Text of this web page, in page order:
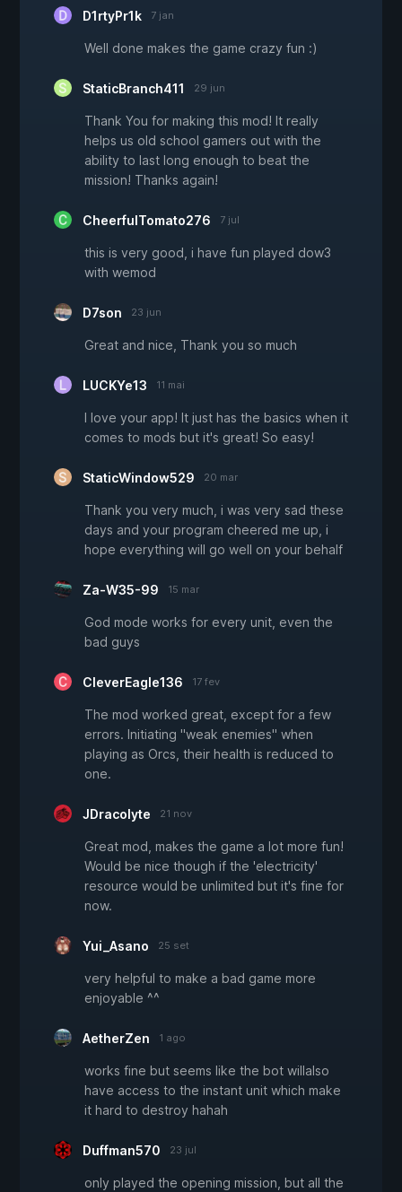
D1rtyPr1k 7 jan
Well done makes the game crazy fun :)
StaticBranch411 29 jun
Thank You for making this mod! It really
helps us old school gamers out with the
ability to last long enough to beat the
mission! Thanks again!
CheerfulTomato276 7 jul
this is very good, i have fun played dow3
with wemod
D7son 23 jun
Great and nice, Thank you so much
LUCKYe13 11 mai
I love your app! It just has the basics when it
comes to mods but it's great! So easy!
StaticWindow529 20 mar
Thank you very much, i was very sad these
days and your program cheered me up, i
hope everything will go well on your behalf
Za-W35-99 15 mar
God mode works for every unit, even the
bad guys
CleverEagle136 17 fev
The mod worked great, except for a few
errors. Initiating "weak enemies" when
playing as Orcs, their health is reduced to
one.
JDracolyte 21 nov
Great mod, makes the game a lot more fun!
Would be nice though if the 'electricity'
resource would be unlimited but it's fine for
now.
Yui_Asano 25 set
very helpful to make a bad game more
enjoyable ^^
AetherZen 1 ago
works fine but seems like the bot willalso
have access to the instant unit which make
it hard to destroy hahah
Duffman570 23 jul
only played the opening mission, but all the